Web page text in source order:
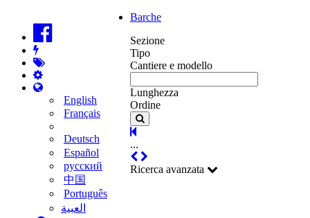
English
Français
Deutsch
Español
русский
中国
Português
‫العبية
Barche
Sezione
Tipo
Cantiere e modello
Lunghezza
Ordine
...
Ricerca avanzata